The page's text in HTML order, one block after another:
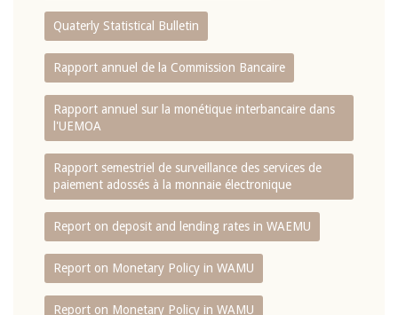
Quaterly Statistical Bulletin
Rapport annuel de la Commission Bancaire
Rapport annuel sur la monétique interbancaire dans
l'UEMOA
Rapport semestriel de surveillance des services de
paiement adossés à la monnaie électronique
Report on deposit and lending rates in WAEMU
Report on Monetary Policy in WAMU
Report on Monetary Policy in WAMU